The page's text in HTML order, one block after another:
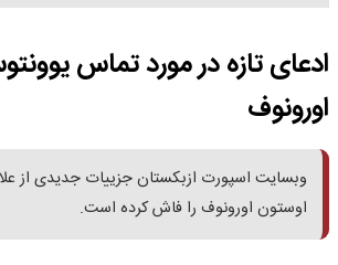
ادعای تازه در مورد تماس
اورونوف
وبسایت اسپورت ازبکستان جزییات جدیدی از
اوستون اورونوف را فاش کرده است.